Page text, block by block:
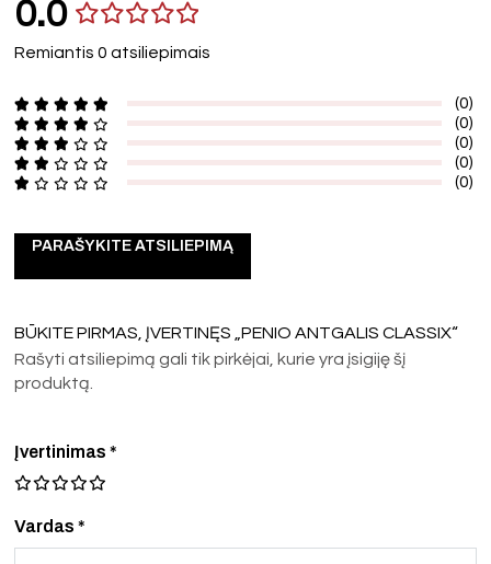
0.0
Remiantis 0 atsiliepimais
(0)
(0)
(0)
(0)
(0)
PARAŠYKITE ATSILIEPIMĄ
BŪKITE PIRMAS, ĮVERTINĘS „PENIO ANTGALIS CLASSIX“
Rašyti atsiliepimą gali tik pirkėjai, kurie yra įsigiję šį
produktą.
Vardas *
Įvertinimas*